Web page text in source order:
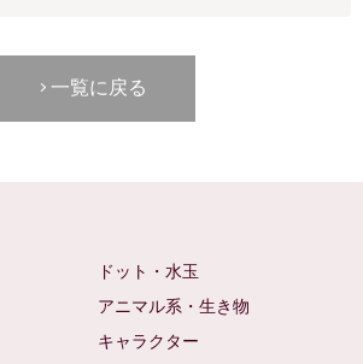
一覧に戻る
ドット・水玉
アニマル系・生き物
キャラクター